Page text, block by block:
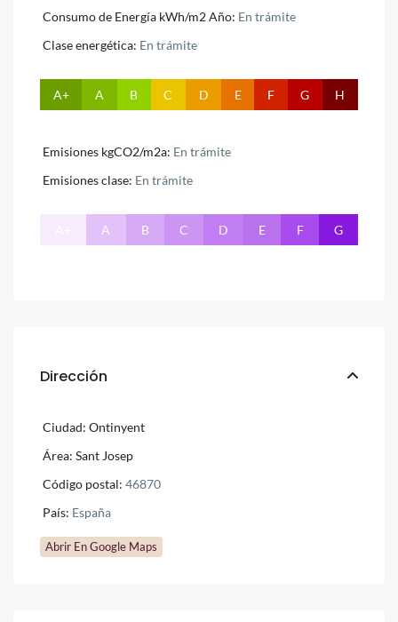
Consumo de Energía kWh/m2 Año: En trámite
Clase energética: En trámite
A+ A B C D E F G H
Emisiones kgCO2/m2a: En trámite
Emisiones clase: En trámite
A B C D E F G
Dirección
Ciudad: Ontinyent
Área: Sant Josep
Código postal: 46870
País: España
Abrir En Google Maps